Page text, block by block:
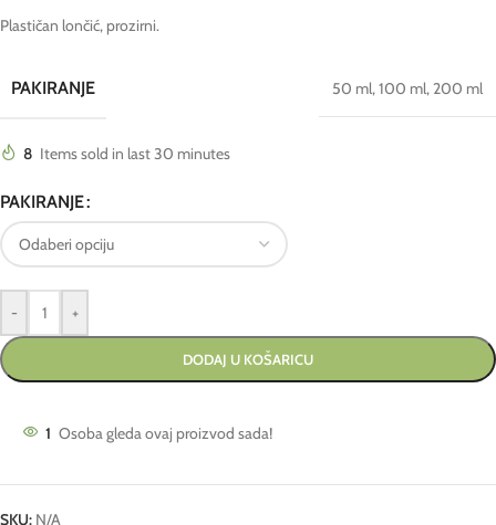
Plastičan lončić, prozirni.
PAKIRANJE 50 ml,100 ml, 200 ml
8 Items sold in last 30 minutes
PAKIRANJE
- +
DODAJ U KOŠARICU
1 Osoba gleda ovaj proizvod sada!
SKU: N/A